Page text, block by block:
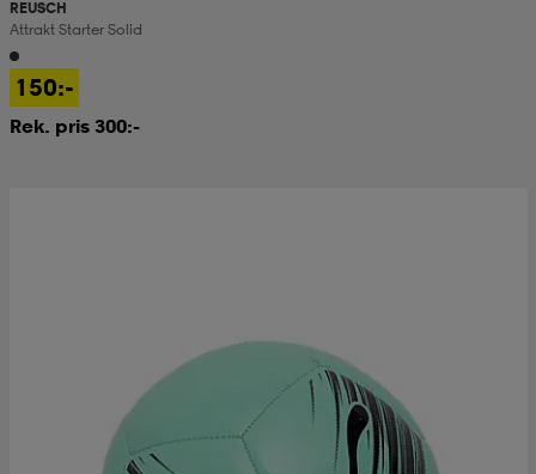
REUSCH
Attrakt Starter Solid
150:-
Rek. pris 300:-